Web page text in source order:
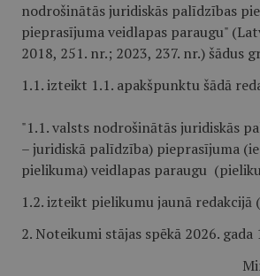
nodrošinātās juridiskās palīdzības
pieprasījuma veidlapas paraugu"
2018, 251. nr.; 2023, 237. nr.) šādus
1.1. izteikt 1.1. apakšpunktu šādā
"1.1. valsts nodrošinātās juridiskās
– juridiskā palīdzība) pieprasījuma
pielikuma) veidlapas paraugu
1.2. izteikt pielikumu jaunā redakcijā (
2. Noteikumi stājas spēkā 2026. gada